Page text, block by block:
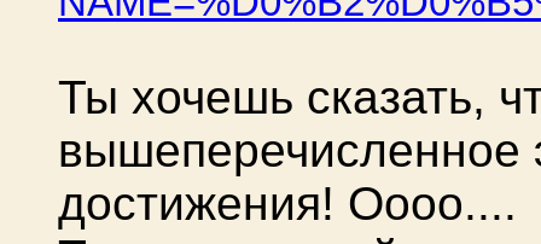
Ты хочешь сказать,
вышеперечисленное
достижения! Оооо....